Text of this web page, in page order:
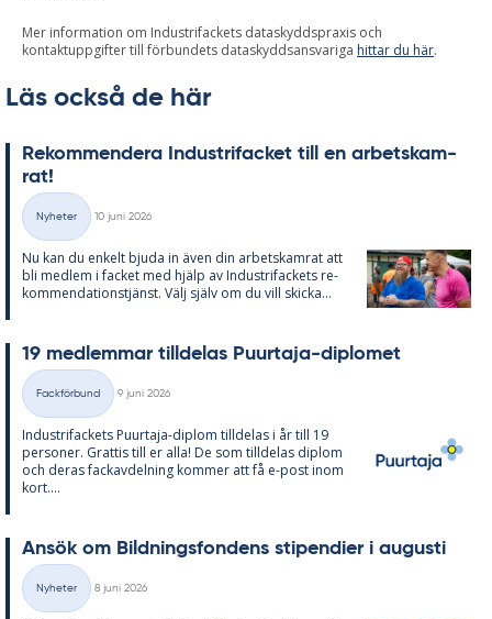
Mer information om Industrifackets dataskyddspraxis och
kontaktuppgifter till förbundets dataskyddsansvariga hittar du här.
Läs också de här
Re­kom­men­de­ra In­du­stri­fac­ket till en ar­bets­kam­
rat!
Kategorier
Nyheter
10 juni 2026
Nu kan du en­kelt bju­da in även din ar­bets­kam­rat att
bli med­lem i fac­ket med hjälp av In­du­stri­fac­kets re­
kom­men­da­tions­tjänst. Välj själv om du vill skic­ka...
19 med­lem­mar till­de­las Pu­ur­ta­ja-di­plo­met
Kategorier
Fackförbund
9 juni 2026
In­du­stri­fac­kets Pu­ur­ta­ja-diplom till­de­las i år till 19
per­so­ner. Grat­tis till er alla! De som till­de­las diplom
och de­ras fackav­del­ning kom­mer att få e-post inom
kort....
An­sök om Bild­nings­fon­dens sti­pen­di­er i au­gusti
Kategorier
Nyheter
8 juni 2026